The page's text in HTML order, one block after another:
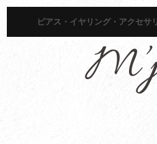
ピアス・イヤリング・アクセサ